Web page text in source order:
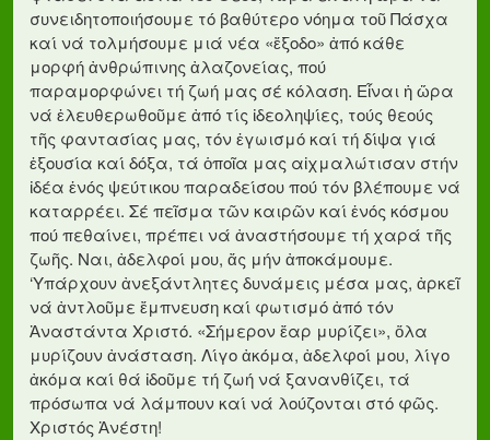
συνειδητοποιήσουμε τό βαθύτερο νόημα τοῦ Πάσχα
καί νά τολμήσουμε μιά νέα «ἔξοδο» ἀπό κάθε
μορφή ἀνθρώπινης ἀλαζονείας, πού
παραμορφώνει τή ζωή μας σέ κόλαση. Εἶναι ἡ ὥρα
νά ἐλευθερωθοῦμε ἀπό τίς ἰδεοληψίες, τούς θεούς
τῆς φαντασίας μας, τόν ἐγωισμό καί τή δίψα γιά
ἐξουσία καί δόξα, τά ὁποῖα μας αἰχμαλώτισαν στήν
ἰδέα ἑνός ψεύτικου παραδείσου πού τόν βλέπουμε νά
καταρρέει. Σέ πεῖσμα τῶν καιρῶν καί ἑνός κόσμου
πού πεθαίνει, πρέπει νά ἀναστήσουμε τή χαρά τῆς
ζωῆς. Ναι, ἀδελφοί μου, ἄς μήν ἀποκάμουμε.
‘Υπάρχουν ἀνεξάντλητες δυνάμεις μέσα μας, ἀρκεῖ
νά ἀντλοῦμε ἔμπνευση καί φωτισμό ἀπό τόν
Ἀναστάντα Χριστό. «Σήμερον ἔαρ μυρίζει», ὅλα
μυρίζουν ἀνάσταση. Λίγο ἀκόμα, ἀδελφοί μου, λίγο
ἀκόμα καί θά ἰδοῦμε τή ζωή νά ξανανθίζει, τά
πρόσωπα νά λάμπουν καί νά λούζονται στό φῶς.
Χριστός Ἀνέστη!